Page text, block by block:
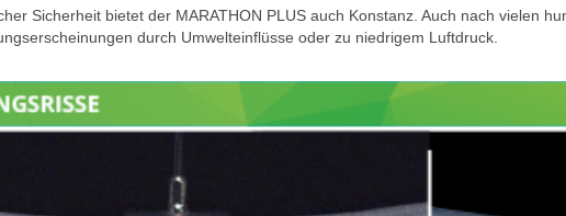
Sicherheit bietet der MARATHON PLUS auch Konstanz. Auch nach vielen
durch Umwelteinflüsse oder zu niedrigem Luftdruck.